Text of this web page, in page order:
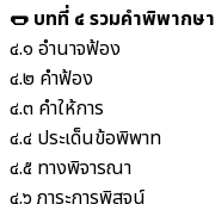
🌭 บทที่ ๔ รวมคำพิพาก
๔.๑ อำนาจฟ้อง
๔.๒ คำฟ้อง
๔.๓ คำให้การ
๔.๔ ประเด็นข้อพิพาท
๔.๕ ทางพิจารณา
๔.๖ ภาระการพิสูจน์